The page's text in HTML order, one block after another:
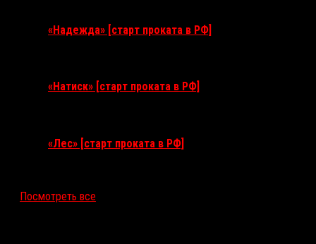
«Надежда» [старт проката в РФ]
«Натиск» [старт проката в РФ]
«Лес» [старт проката в РФ]
Посмотреть все